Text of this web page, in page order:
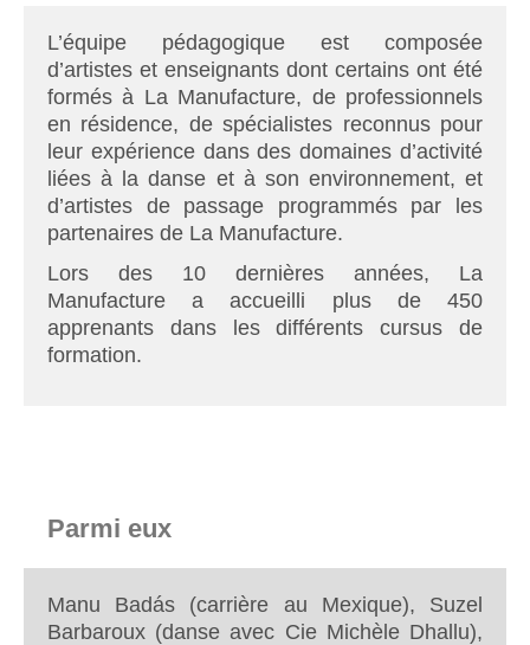
L’équipe pédagogique est composée
d’artistes et enseignants dont certains ont été
formés à La Manufacture, de professionnels
en résidence, de spécialistes reconnus pour
leur expérience dans des domaines d’activité
liées à la danse et à son environnement, et
d’artistes de passage programmés par les
partenaires de La Manufacture.
Lors des 10 dernières années, La
Manufacture a accueilli plus de 450
apprenants dans les différents cursus de
formation.
Parmi eux
Manu Badás (carrière au Mexique), Suzel
Barbaroux (danse avec Cie Michèle Dhallu),